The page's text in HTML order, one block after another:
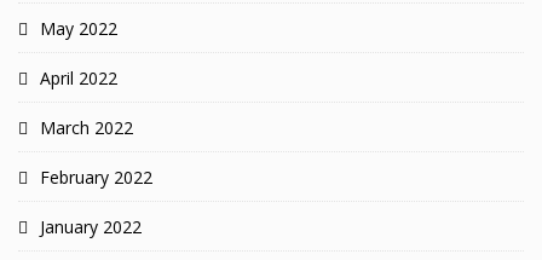
May 2022
April 2022
March 2022
February 2022
January 2022